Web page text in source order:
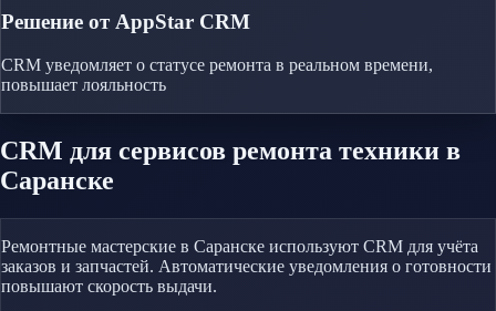
Решение от AppStar CRM
CRM уведомляет о статусе ремонта в реальном времени,
повышает лояльность
CRM для сервисов ремонта техники в
Саранске
Ремонтные мастерские в Саранске используют CRM для учёта
заказов и запчастей. Автоматические уведомления о готовности
повышают скорость выдачи.